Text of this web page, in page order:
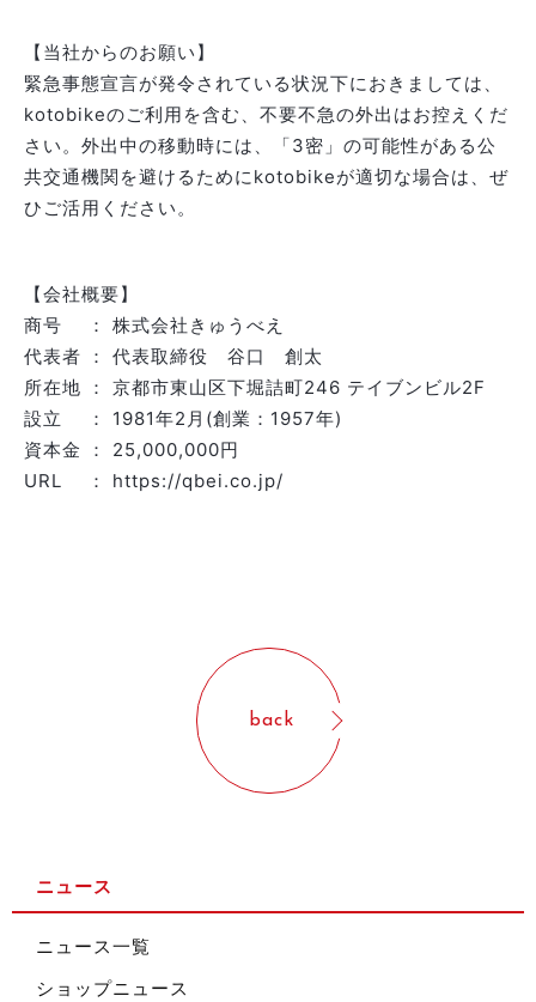
【当社からのお願い】
緊急事態宣言が発令されている状況下におきましては、
kotobikeのご利用を含む、不要不急の外出はお控えくだ
さい。外出中の移動時には、「3密」の可能性がある公
共交通機関を避けるためにkotobikeが適切な場合は、ぜ
ひご活用ください。
【会社概要】
商号 ： 株式会社きゅうべえ
代表者 ： 代表取締役 谷口 創太
所在地 ： 京都市東山区下堀詰町246 テイブンビル2F
設立 ： 1981年2月(創業：1957年)
資本金 ： 25,000,000円
URL ： https://qbei.co.jp/
back
ニュース
ニュース一覧
ショップニュース